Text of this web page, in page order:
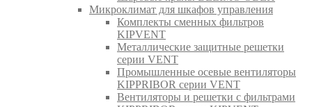
Микроклимат для шкафов управления
Комплекты сменных фильтров
KIPVENT
Металлические защитные решетки
серии VENT
Промышленные осевые вентиляторы
KIPPRIBOR серии VENT
Вентиляторы и решетки с фильтрами